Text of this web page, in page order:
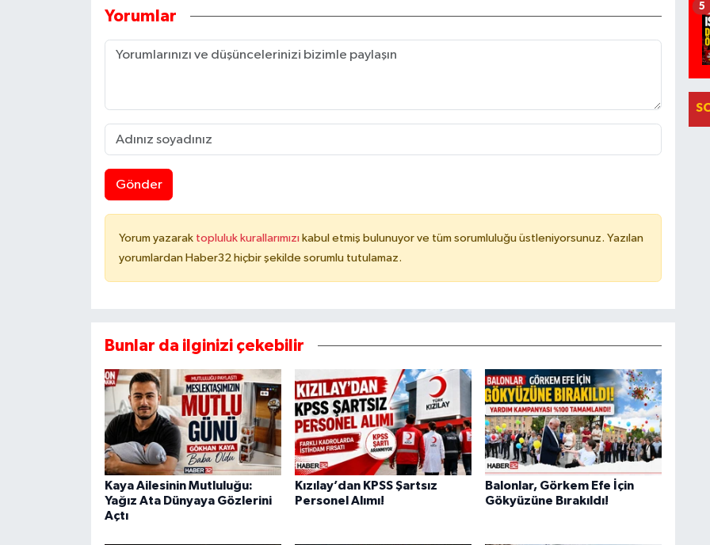
Yorumlar
Gönder
Yorum yazarak topluluk kurallarımızı kabul etmiş bulunuyor ve tüm sorumluluğu üstleniyorsunuz. Yazılan
yorumlardan Haber32 hiçbir şekilde sorumlu tutulamaz.
Bunlar da ilginizi çekebilir
Kaya Ailesinin Mutluluğu:
Yağız Ata Dünyaya Gözlerini
Açtı
Kızılay’dan KPSS Şartsız
Personel Alımı!
Balonlar, Görkem Efe İçin
Gökyüzüne Bırakıldı!
5